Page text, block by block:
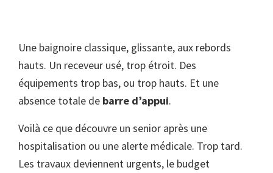
Une baignoire classique, glissante, aux rebords
hauts. Un receveur usé, trop étroit. Des
équipements trop bas, ou trop hauts. Et une
absence totale de barre d’appui.
Voilà ce que découvre un senior après une
hospitalisation ou une alerte médicale. Trop tard.
Les travaux deviennent urgents, le budget